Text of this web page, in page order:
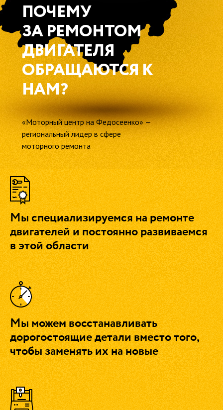
ПОЧЕМУ
ЗА РЕМОНТОМ
ДВИГАТЕЛЯ
ОБРАЩАЮТСЯ К
НАМ?
«Моторный центр на Федосеенко» —
региональный лидер в сфере
моторного ремонта
Мы специализируемся на ремонте
двигателей и постоянно развиваемся
в этой области
Мы можем восстанавливать
дорогостоящие детали вместо того,
чтобы заменять их на новые